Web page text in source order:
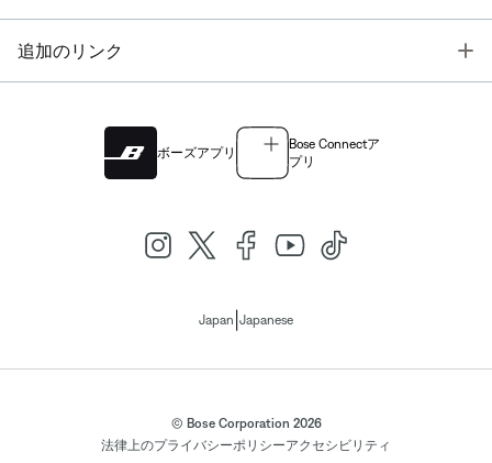
追加のリンク
ボーズアプリ
Bose Connectア
プリ
Japan Japanese
© Bose Corporation 2026
法律上のプライバシーポリシーアクセシビリティ